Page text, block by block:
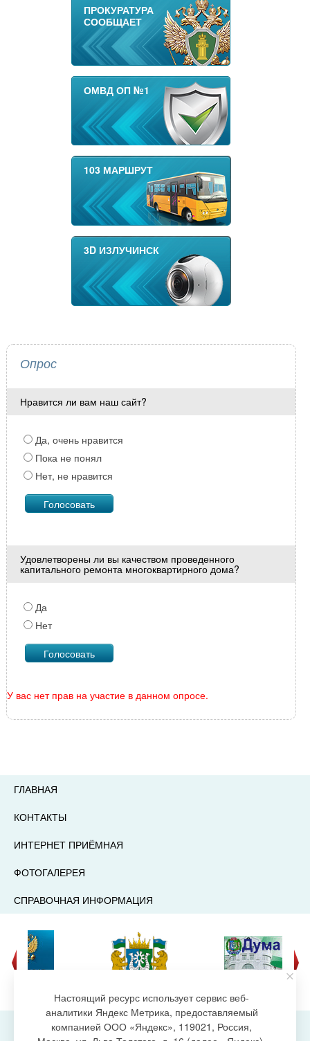
ПРОКУРАТУРА
СООБЩАЕТ
ОМВД ОП №1
103 МАРШРУТ
3D ИЗЛУЧИНСК
Опрос
Нравится ли вам наш сайт?
Да, очень нравится
Пока не понял
Нет, не нравится
Удовлетворены ли вы качеством проведенного
капитального ремонта многоквартирного дома?
Да
Нет
У вас нет прав на участие в данном опросе.
ГЛАВНАЯ
КОНТАКТЫ
ИНТЕРНЕТ ПРИЁМНАЯ
ФОТОГАЛЕРЕЯ
СПРАВОЧНАЯ ИНФОРМАЦИЯ
Настоящий ресурс использует сервис веб-
аналитики Яндекс Метрика, предоставляемый
компанией ООО «Яндекс», 119021, Россия,